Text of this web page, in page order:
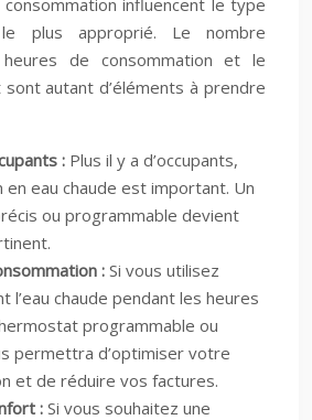
influencent le type
plus approprié. Le nombre
heures de consommation et le
autant d’éléments à prendre
: Plus il y a d’occupants,
en eau chaude est important. Un
ou programmable devient
: Si vous utilisez
l’eau chaude pendant les heures
programmable ou
permettra d’optimiser votre
et de réduire vos factures.
: Si vous souhaitez une